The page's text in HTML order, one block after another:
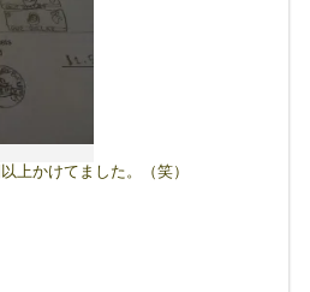
上かけてました。（笑）